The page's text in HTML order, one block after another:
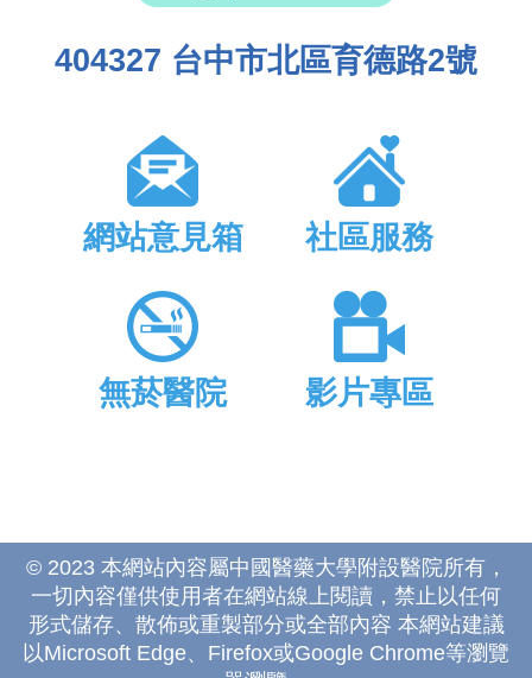
404327 台中市北區育德路2號
網站意見箱 社區服務
無菸醫院 影片專區
© 2023 本網站內容屬中國醫藥大學附設醫院所有，
一切內容僅供使用者在網站線上閱讀，禁止以任何
形式儲存、散佈或重製部分或全部內容 本網站建議
以Microsoft Edge、Firefox或Google Chrome等瀏覽